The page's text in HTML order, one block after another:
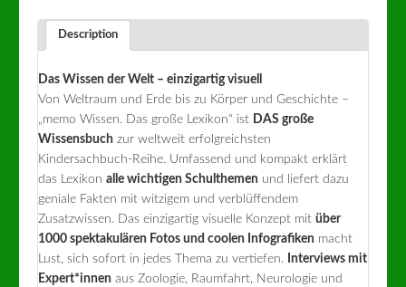
Description
Das Wissen der Welt – einzigartig visuell
Von Weltraum und Erde bis zu Körper und Geschichte –
„memo Wissen. Das große Lexikon“ ist DAS große
Wissensbuch zur weltweit erfolgreichsten
Kindersachbuch-Reihe. Umfassend und kompakt erklärt
das Lexikonalle wichtigen Schulthemen und liefert dazu
geniale Fakten mit witzigem und verblüffendem
Zusatzwissen. Das einzigartig visuelle Konzept mitüber
1000 spektakulären Fotos und coolen Infografiken macht
Lust, sich sofort in jedes Thema zu vertiefen. Interviews mit
Expert*innen aus Zoologie, Raumfahrt, Neurologie und